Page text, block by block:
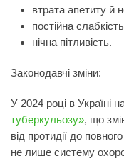
втрата апетиту й
постійна
нічна пітливість.
Законодавчі зміни:
У 2024 році в Україні
туберкульозу», що
від протидії до
не лише систему